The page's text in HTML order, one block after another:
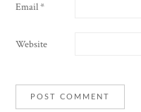
Email*
Website